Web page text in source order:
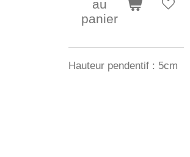
au
panier
Hauteur pendentif : 5cm